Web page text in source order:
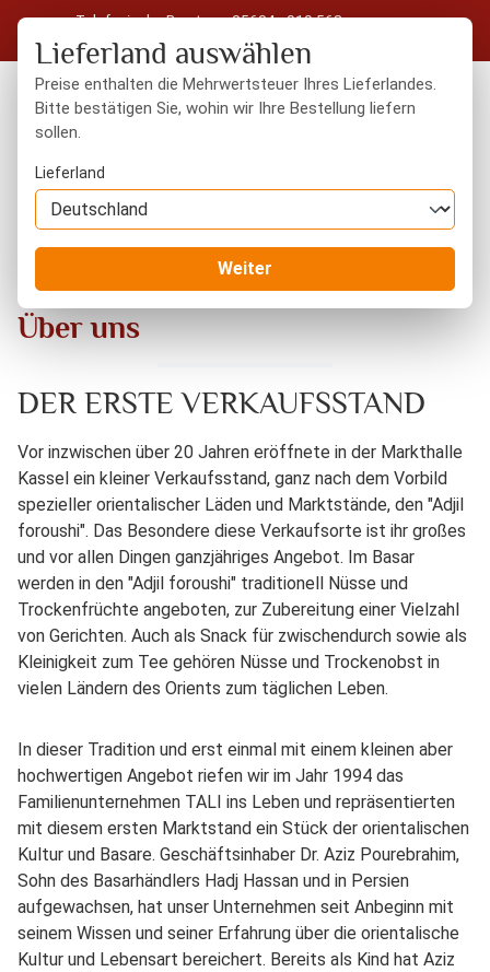
Zum Hauptinhalt springen
Telefonische Beratung: 05604 - 919 563
Kostenloser Versand in Deutschland ab 50 € Warenwert
Über uns
DER ERSTE VERKAUFSSTAND
Vor inzwischen über 20 Jahren eröffnete in der Markthalle
Kassel ein kleiner Verkaufsstand, ganz nach dem Vorbild
spezieller orientalischer Läden und Marktstände, den "Adjil
foroushi". Das Besondere diese Verkaufsorte ist ihr großes
und vor allen Dingen ganzjähriges Angebot. Im Basar
werden in den "Adjil foroushi" traditionell Nüsse und
Trockenfrüchte angeboten, zur Zubereitung einer Vielzahl
von Gerichten. Auch als Snack für zwischendurch sowie als
Kleinigkeit zum Tee gehören Nüsse und Trockenobst in
vielen Ländern des Orients zum täglichen Leben.
In dieser Tradition und erst einmal mit einem kleinen aber
hochwertigen Angebot riefen wir im Jahr 1994 das
Familienunternehmen TALI ins Leben und repräsentierten
mit diesem ersten Marktstand ein Stück der orientalischen
Kultur und Basare. Geschäftsinhaber Dr. Aziz Pourebrahim,
Sohn des Basarhändlers Hadj Hassan und in Persien
aufgewachsen, hat unser Unternehmen seit Anbeginn mit
seinem Wissen und seiner Erfahrung über die orientalische
Kultur und Lebensart bereichert. Bereits als Kind hat Aziz
Lieferland auswählen
Preise enthalten die Mehrwertsteuer Ihres Lieferlandes.
Bitte bestätigen Sie, wohin wir Ihre Bestellung liefern
sollen.
Lieferland
Weiter